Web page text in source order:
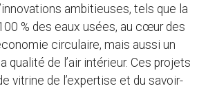
ambitieuses, tels que la
% des eaux usées, au cœur des
circulaire, mais aussi un
qualité de l’air intérieur. Ces projets
vitrine de l’expertise et du savoir-